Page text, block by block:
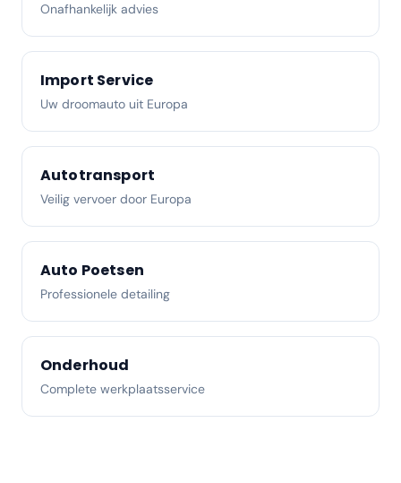
Onafhankelijk advies
Import Service
Uw droomauto uit Europa
Autotransport
Veilig vervoer door Europa
Auto Poetsen
Professionele detailing
Onderhoud
Complete werkplaatsservice